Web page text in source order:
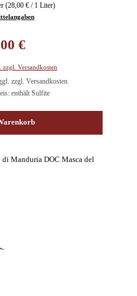
(28,00 € / 1 Liter)
€
Versandkosten
zzgl. Versandkosten
enthält Sulfite